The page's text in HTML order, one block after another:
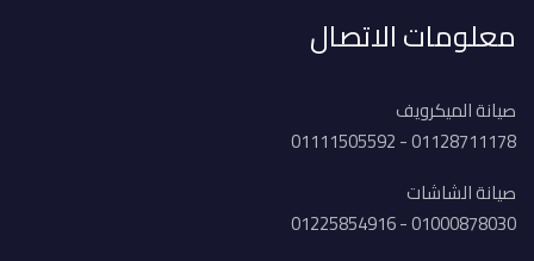
معلومات الاتصال
صيانة الميكرويف
01128711178 - 01111505592
صيانة الشاشات
01000878030 - 01225854916